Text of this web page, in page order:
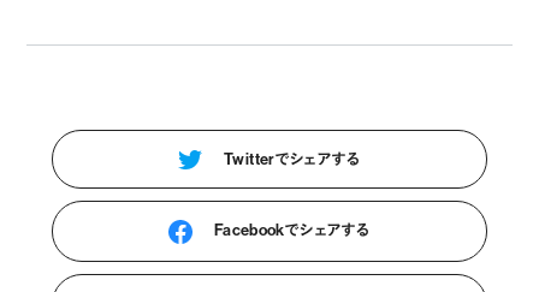
Twitterでシェアする
Facebookでシェアする